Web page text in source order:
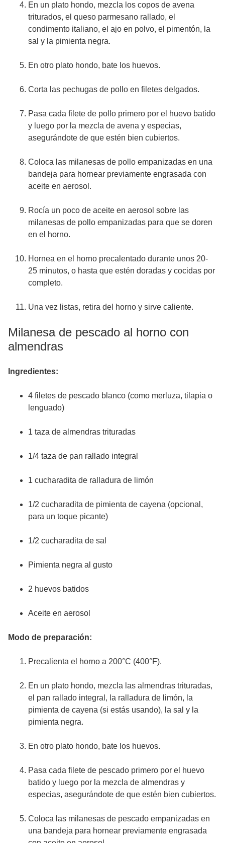
En un plato hondo, mezcla los copos de avena
triturados, el queso parmesano rallado, el
condimento italiano, el ajo en polvo, el pimentón, la
sal y la pimienta negra.
En otro plato hondo, bate los huevos.
Corta las pechugas de pollo en filetes delgados.
Pasa cada filete de pollo primero por el huevo batido
y luego por la mezcla de avena y especias,
asegurándote de que estén bien cubiertos.
Coloca las milanesas de pollo empanizadas en una
bandeja para hornear previamente engrasada con
aceite en aerosol.
Rocía un poco de aceite en aerosol sobre las
milanesas de pollo empanizadas para que se doren
en el horno.
Hornea en el horno precalentado durante unos 20-
25 minutos, o hasta que estén doradas y cocidas por
completo.
Una vez listas, retira del horno y sirve caliente.
Milanesa de pescado al horno con
almendras
Ingredientes:
4 filetes de pescado blanco (como merluza, tilapia o
lenguado)
1 taza de almendras trituradas
1/4 taza de pan rallado integral
1 cucharadita de ralladura de limón
1/2 cucharadita de pimienta de cayena (opcional,
para un toque picante)
1/2 cucharadita de sal
Pimienta negra al gusto
2 huevos batidos
Aceite en aerosol
Modo de preparación:
Precalienta el horno a 200°C (400°F).
En un plato hondo, mezcla las almendras trituradas,
el pan rallado integral, la ralladura de limón, la
pimienta de cayena (si estás usando), la sal y la
pimienta negra.
En otro plato hondo, bate los huevos.
Pasa cada filete de pescado primero por el huevo
batido y luego por la mezcla de almendras y
especias, asegurándote de que estén bien cubiertos.
Coloca las milanesas de pescado empanizadas en
una bandeja para hornear previamente engrasada